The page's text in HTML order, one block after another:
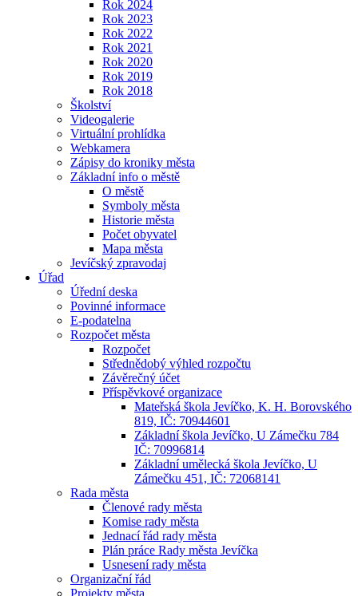
Rok 2024
Rok 2023
Rok 2022
Rok 2021
Rok 2020
Rok 2019
Rok 2018
Školství
Videogalerie
Virtuální prohlídka
Webkamera
Zápisy do kroniky města
Základní info o městě
O městě
Symboly města
Historie města
Počet obyvatel
Mapa města
Jevíčský zpravodaj
Úřad
Úřední deska
Povinné informace
E-podatelna
Rozpočet města
Rozpočet
Střednědobý výhled rozpočtu
Závěrečný účet
Příspěvkové organizace
Mateřská škola Jevíčko, K. H. Borovského
819, IČ: 70944601
Základní škola Jevíčko, U Zámečku 784
IČ: 70996814
Základní umělecká škola Jevíčko, U
Zámečku 451, IČ: 72068141
Rada města
Členové rady města
Komise rady města
Jednací řád rady města
Plán práce Rady města Jevíčka
Usnesení rady města
Organizační řád
Projekty města